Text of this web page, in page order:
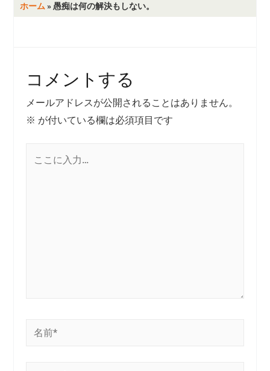
ホーム » 愚痴は何の解決もしない。
コメントする
メールアドレスが公開されることはありません。
※ が付いている欄は必須項目です